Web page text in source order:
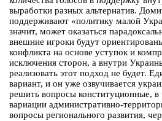
выработки разных альтернатив.
поддерживают «политику малой
значит, может оказаться
внешние игроки будут
конфликта на основе уступок и
исключения сторон, а внутри
реализовать этот подход не будет.
вариант, и он уже озвучивается
решить вопросы конституционные, в
вариации административно-
вопросы регионального развития,